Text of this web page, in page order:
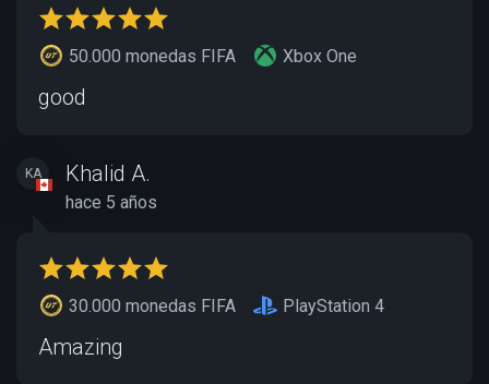
50.000 monedas FIFA Xbox One
good
KA Khalid A.
hace 5 años
30.000 monedas FIFA PlayStation 4
Amazing